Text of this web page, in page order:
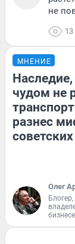
не
13
МНЕНИЕ
чудом не
разнес
Олег
бизнесе